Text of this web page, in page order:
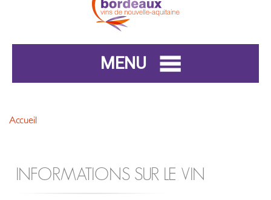
MENU
Accueil
INFORMATIONS SUR LE VIN